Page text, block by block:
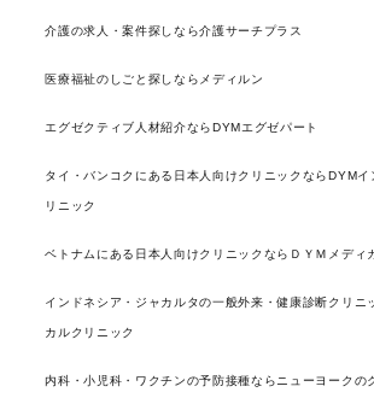
介護の求人・案件探しなら介護サーチプラス
医療福祉のしごと探しならメディルン
エグゼクティブ人材紹介ならDYMエグゼパート
タイ・バンコクにある日本人向けクリニックならDYMイ
リニック
ベトナムにある日本人向けクリニックならＤＹＭメディ
インドネシア・ジャカルタの一般外来・健康診断クリニ
カルクリニック
内科・小児科・ワクチンの予防接種ならニューヨーク